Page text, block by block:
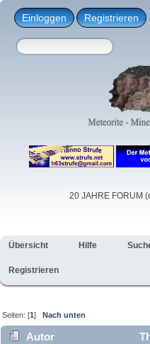
Einloggen Registrieren
20 JAHRE FORUM
Übersicht Hilfe
Registrieren
Seiten: [1]Nach unten
Autor